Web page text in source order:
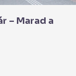
– Marad a